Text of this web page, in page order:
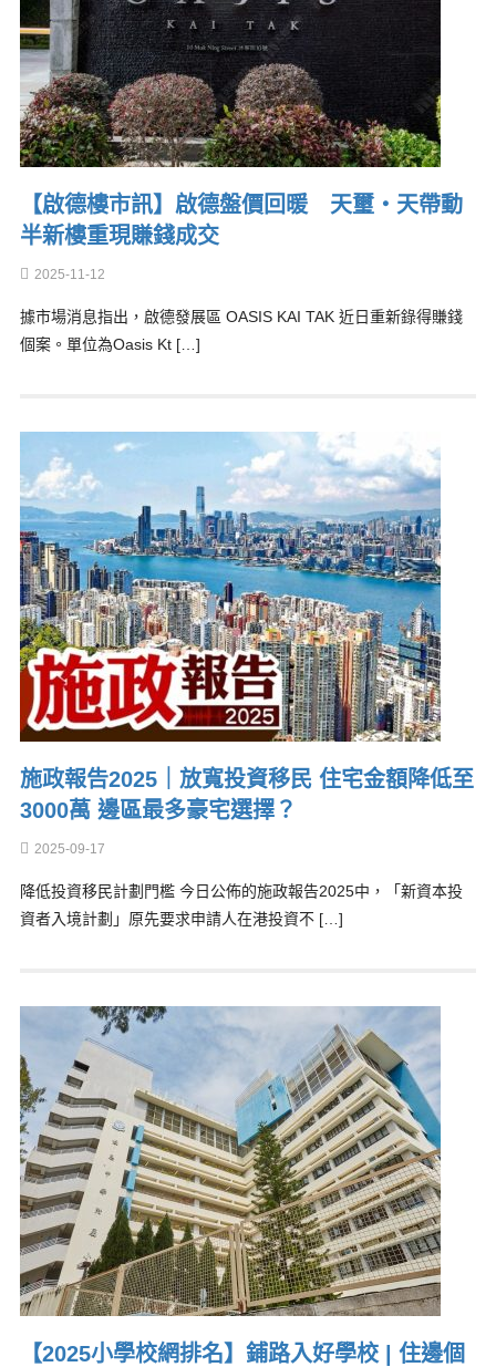
【啟德樓市訊】啟德盤價回暖 天璽‧天帶動
半新樓重現賺錢成交
2025-11-12
據市場消息指出，啟德發展區 OASIS KAI TAK 近日重新錄得賺錢
個案。單位為Oasis Kt […]
施政報告2025｜放寬投資移民 住宅金額降低至
3000萬 邊區最多豪宅選擇？
2025-09-17
降低投資移民計劃門檻 今日公佈的施政報告2025中，「新資本投
資者入境計劃」原先要求申請人在港投資不 […]
【2025小學校網排名】鋪路入好學校 | 住邊個